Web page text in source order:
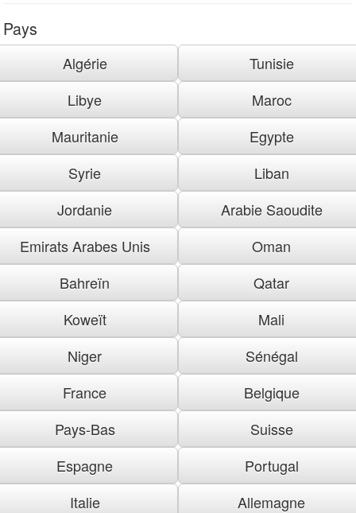
Pays
Algérie
Tunisie
Libye
Maroc
Mauritanie
Egypte
Syrie
Liban
Jordanie
Arabie Saoudite
Emirats Arabes Unis
Oman
Bahreïn
Qatar
Koweït
Mali
Niger
Sénégal
France
Belgique
Pays-Bas
Suisse
Espagne
Portugal
Italie
Allemagne